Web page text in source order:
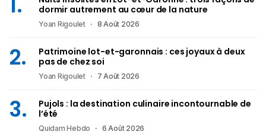
dormir autrement au cœur de la nature
Yoan Rigoulet 8 Août 2026
Patrimoine lot-et-garonnais : ces joyaux à deux
pas de chez soi
Yoan Rigoulet 7 Août 2026
Pujols : la destination culinaire incontournable de
l’été
Quidam Hebdo 6 Août 2026